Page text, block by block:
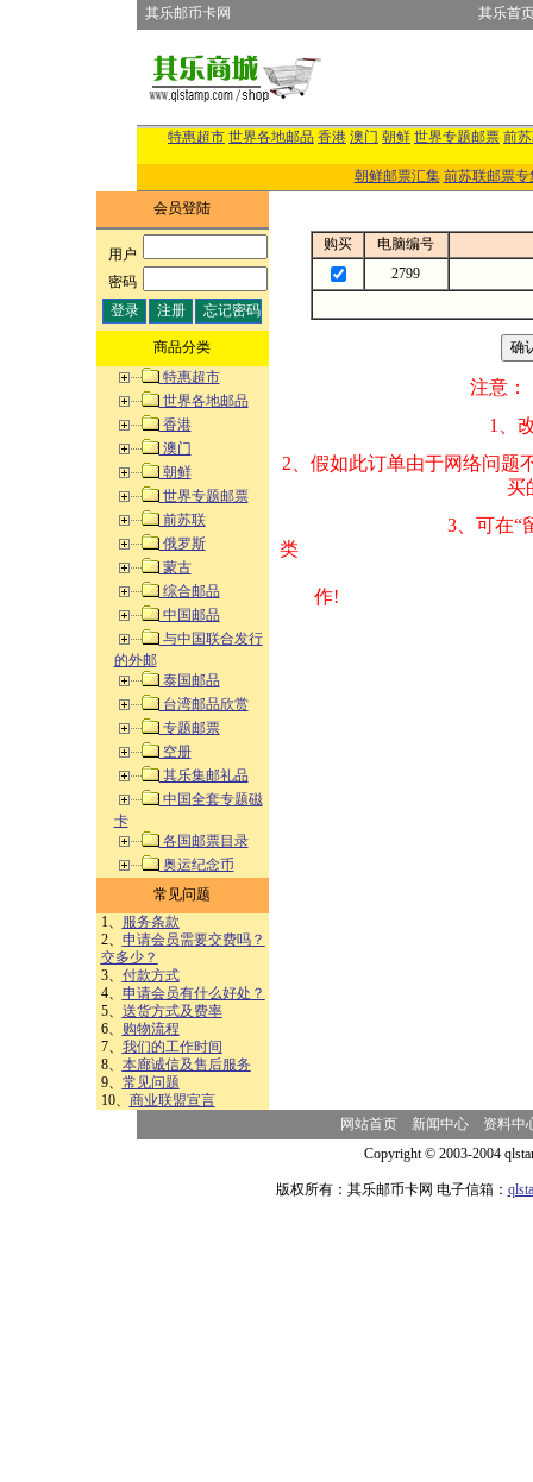
其乐邮币卡网 其乐首
特惠超市 世界各地邮品 香港 澳门 朝鲜 世界专题邮票 前
朝鲜邮票汇集 前苏联邮票专
会员登陆
用户:
密码:
商品分类
特惠超市
世界各地邮品
香港
澳门
朝鲜
世界专题邮票
前苏联
俄罗斯
蒙古
综合邮品
中国邮品
与中国联合发行
的外邮
泰国邮品
台湾邮品欣赏
专题邮票
空册
其乐集邮礼品
中国全套专题磁
卡
各国邮票目录
奥运纪念币
常见问题
1、
服务条款
2、 申请会员需要交费吗？
交多少？
3、 付款方式
4、 申请会员有什么好处？
5、 送货方式及费率
6、
购物流程
7、 我们的工作时间
8、 本廊诚信及售后服务
9、 常见问题
10、 商业联盟宣言
购买
电脑编号
2799
注意：
1、改变商品数量
2、假如此订单由
买的邮品的“
3、可在“
类 方式告之
作!
网站首页 新闻中心
资料中
Copyright © 2003-2004
版权所有：其乐邮币卡网 电子信箱：